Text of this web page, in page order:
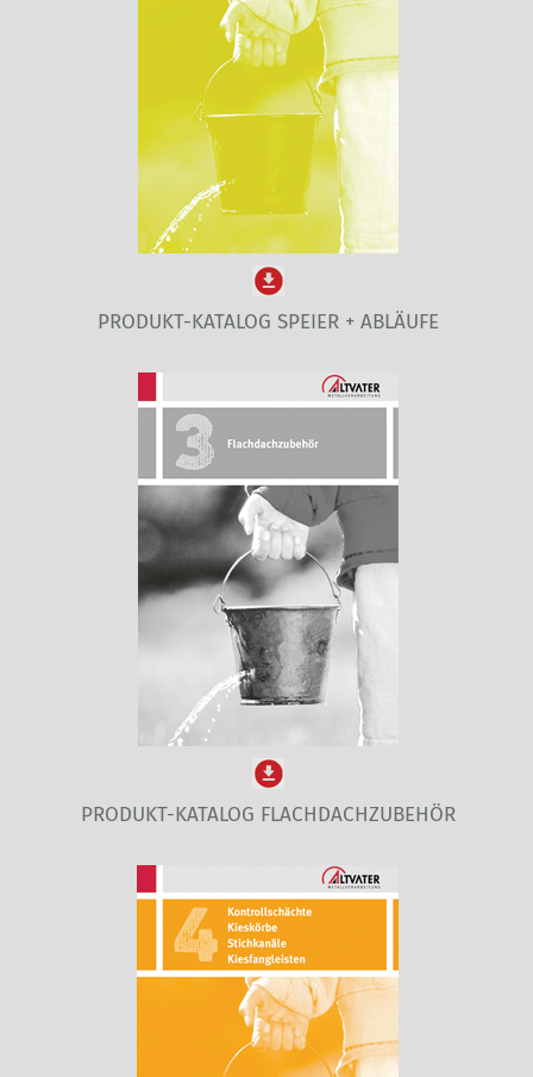
PRODUKT-KATALOG SPEIER + ABLÄUFE
PRODUKT-KATALOG FLACHDACHZUBEHÖR